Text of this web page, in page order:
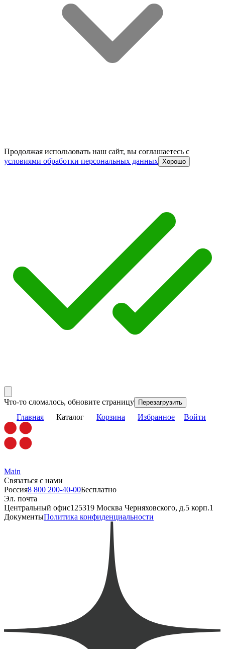
Продолжая использовать наш сайт, вы соглашаетесь c
условиями обработки персональных данных Хорошо
Что-то сломалось, обновите страницу Перезагрузить
Главная Каталог Корзина Избранное Войти
Main
Связаться с нами
Россия8 800 200-40-00Бесплатно
Эл. почта
Центральный офис125319 Москва Черняховского, д.5 корп.1
ДокументыПолитика конфиденциальности